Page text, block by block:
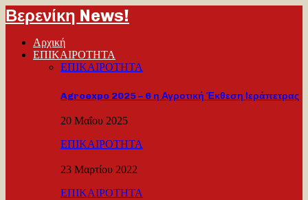
Βερενίκη News!
Αρχική
ΕΠΙΚΑΙΡΟΤΗΤΑ
ΕΠΙΚΑΙΡΟΤΗΤΑ
Agroexpo 2025 – 6 η Αγροτική Έκθεση Ιεράπετρας
20 Μαΐου 2025
ΕΠΙΚΑΙΡΟΤΗΤΑ
23 Μαρτίου 2022
ΕΠΙΚΑΙΡΟΤΗΤΑ